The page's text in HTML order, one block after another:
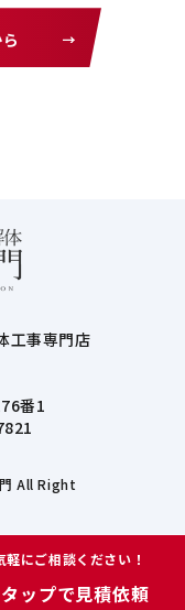
工事専門店
番1
All Right
軽にご相談ください！
タップで見積依頼